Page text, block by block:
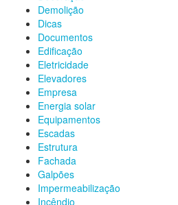
Demolição
Dicas
Documentos
Edificação
Eletricidade
Elevadores
Empresa
Energia solar
Equipamentos
Escadas
Estrutura
Fachada
Galpões
Impermeabilização
Incêndio